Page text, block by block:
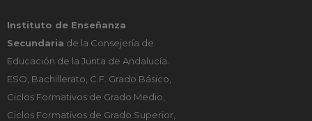
Instituto de Enseñanza
Secundaria de la Consejería de
Educación de la Junta de Andalucía.
ESO, Bachillerato, C.F. Grado Básico,
Ciclos Formativos de Grado Medio,
Ciclos Formativos de Grado Superior,